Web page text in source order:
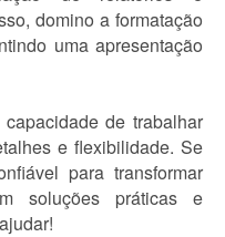
domino a formatação
uma apresentação
de trabalhar
e flexibilidade. Se
para transformar
soluções práticas e